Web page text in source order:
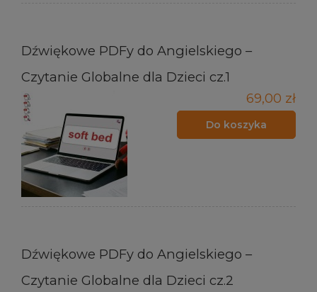
Dźwiękowe PDFy do Angielskiego –
Czytanie Globalne dla Dzieci cz.1
69,00 zł
Do koszyka
Dźwiękowe PDFy do Angielskiego –
Czytanie Globalne dla Dzieci cz.2